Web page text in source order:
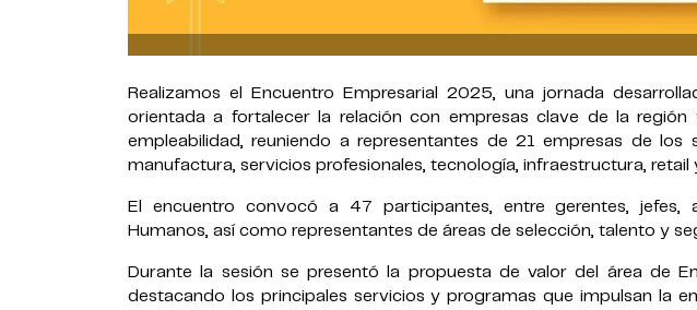
Realizamos el Encuentro Empresarial 2025, una jornada
orientada a fortalecer la relación con empresas clave de la
empleabilidad, reuniendo a representantes de 21 empresas de los
manufactura, servicios profesionales, tecnología, infraestructura, retail
El encuentro convocó a 47 participantes, entre gerentes, jefes,
Humanos, así como representantes de áreas de selección, talento y
Durante la sesión se presentó la propuesta de valor del área de
destacando los principales servicios y programas que impulsan la